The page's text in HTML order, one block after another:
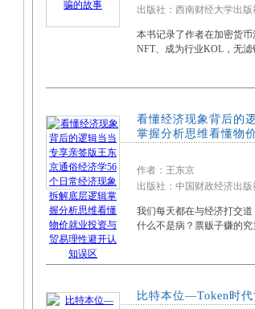
出版社：西南财经大学
本书记录了作者在加密货
NFT、成为行业KOL，无
看懂经济现象背后的
掌握分析思维看懂物
作者：王东京
出版社：中国财政经济
我们每天都在与经济打交
什么不是病？票贩子赚的
比特本位—Token时代